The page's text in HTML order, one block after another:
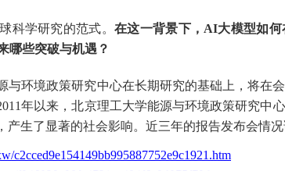
科学研究的范式。 在这一背景下， AI大模型如
哪些突破与机遇？
与环境政策研究中心在长期研究的基础上，将在
年以来，北京理工大学能源与环境政策研究中心
产生了显著的社会影响。 近三年的报告发布会情况
c2cced9e154149bb995887752e9c1921.htm